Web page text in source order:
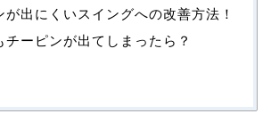
が出にくいスイングへの改善方法！
チーピンが出てしまったら？